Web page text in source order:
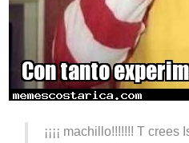
¡¡¡¡ machillo!!!!!!! T crees